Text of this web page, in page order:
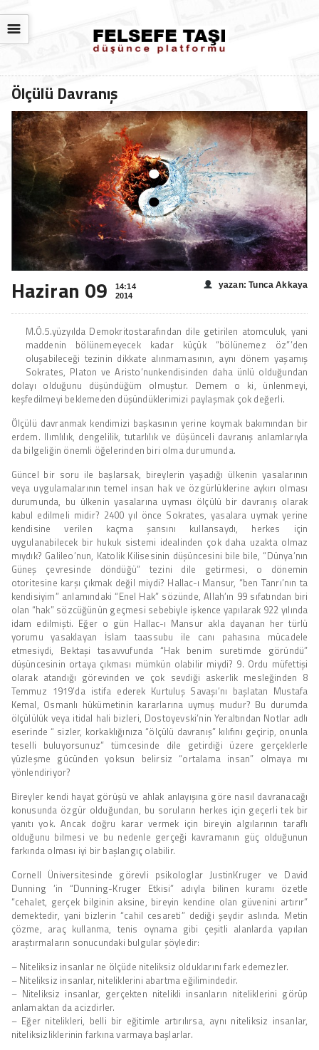
☰
Ölçülü Davranış
Haziran 09
14:14
2014
yazan: Tunca Akkaya
M.Ö.5.yüzyılda Demokritostarafından dile getirilen atomculuk, yani
maddenin bölünemeyecek kadar küçük “bölünemez öz”’den
oluşabileceği tezinin dikkate alınmamasının, aynı dönem yaşamış
Sokrates, Platon ve Aristo’nunkendisinden daha ünlü olduğundan
dolayı olduğunu düşündüğüm olmuştur. Demem o ki, ünlenmeyi,
keşfedilmeyi beklemeden düşündüklerimizi paylaşmak çok değerli.
Ölçülü davranmak kendimizi başkasının yerine koymak bakımından bir
erdem. Ilımlılık, dengelilik, tutarlılık ve düşünceli davranış anlamlarıyla
da bilgeliğin önemli öğelerinden biri olma durumunda.
Güncel bir soru ile başlarsak, bireylerin yaşadığı ülkenin yasalarının
veya uygulamalarının temel insan hak ve özgürlüklerine aykırı olması
durumunda, bu ülkenin yasalarına uyması ölçülü bir davranış olarak
kabul edilmeli midir? 2400 yıl önce Sokrates, yasalara uymak yerine
kendisine verilen kaçma şansını kullansaydı, herkes için
uygulanabilecek bir hukuk sistemi idealinden çok daha uzakta olmaz
mıydık? Galileo’nun, Katolik Kilisesinin düşüncesini bile bile, “Dünya’nın
Güneş çevresinde döndüğü” tezini dile getirmesi, o dönemin
otoritesine karşı çıkmak değil miydi? Hallac-ı Mansur, “ben Tanrı’nın ta
kendisiyim” anlamındaki “Enel Hak” sözünde, Allah’ın 99 sıfatından biri
olan “hak” sözcüğünün geçmesi sebebiyle işkence yapılarak 922 yılında
idam edilmişti. Eğer o gün Hallac-ı Mansur akla dayanan her türlü
yorumu yasaklayan İslam taassubu ile canı pahasına mücadele
etmesiydi, Bektaşi tasavvufunda “Hak benim suretimde göründü”
düşüncesinin ortaya çıkması mümkün olabilir miydi? 9. Ordu müfettişi
olarak atandığı görevinden ve çok sevdiği askerlik mesleğinden 8
Temmuz 1919’da istifa ederek Kurtuluş Savaşı’nı başlatan Mustafa
Kemal, Osmanlı hükümetinin kararlarına uymuş mudur? Bu durumda
ölçülülük veya itidal hali bizleri, Dostoyevski’nin Yeraltından Notlar adlı
eserinde “ sizler, korkaklığınıza “ölçülü davranış” kılıfını geçirip, onunla
teselli buluyorsunuz” tümcesinde dile getirdiği üzere gerçeklerle
yüzleşme gücünden yoksun belirsiz “ortalama insan” olmaya mı
yönlendiriyor?
Bireyler kendi hayat görüşü ve ahlak anlayışına göre nasıl davranacağı
konusunda özgür olduğundan, bu soruların herkes için geçerli tek bir
yanıtı yok. Ancak doğru karar vermek için bireyin algılarının taraflı
olduğunu bilmesi ve bu nedenle gerçeği kavramanın güç olduğunun
farkında olması iyi bir başlangıç olabilir.
Cornell Üniversitesinde görevli psikologlar JustinKruger ve David
Dunning ’in “Dunning-Kruger Etkisi” adıyla bilinen kuramı özetle
“cehalet, gerçek bilginin aksine, bireyin kendine olan güvenini artırır”
demektedir, yani bizlerin “cahil cesareti” dediği şeydir aslında. Metin
çözme, araç kullanma, tenis oynama gibi çeşitli alanlarda yapılan
araştırmaların sonucundaki bulgular şöyledir:
– Niteliksiz insanlar ne ölçüde niteliksiz olduklarını fark edemezler.
– Niteliksiz insanlar, niteliklerini abartma eğilimindedir.
– Niteliksiz insanlar, gerçekten nitelikli insanların niteliklerini görüp
anlamaktan da acizdirler.
– Eğer nitelikleri, belli bir eğitimle artırılırsa, aynı niteliksiz insanlar,
niteliksizliklerinin farkına varmaya başlarlar.